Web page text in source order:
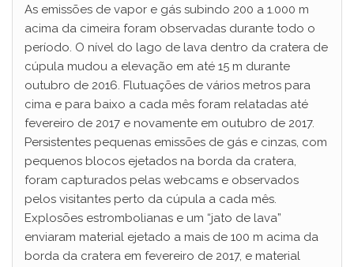
As emissões de vapor e gás subindo 200 a 1.000 m
acima da cimeira foram observadas durante todo o
período. O nível do lago de lava dentro da cratera de
cúpula mudou a elevação em até 15 m durante
outubro de 2016. Flutuações de vários metros para
cima e para baixo a cada mês foram relatadas até
fevereiro de 2017 e novamente em outubro de 2017.
Persistentes pequenas emissões de gás e cinzas, com
pequenos blocos ejetados na borda da cratera,
foram capturados pelas webcams e observados
pelos visitantes perto da cúpula a cada mês.
Explosões estrombolianas e um “jato de lava”
enviaram material ejetado a mais de 100 m acima da
borda da cratera em fevereiro de 2017, e material